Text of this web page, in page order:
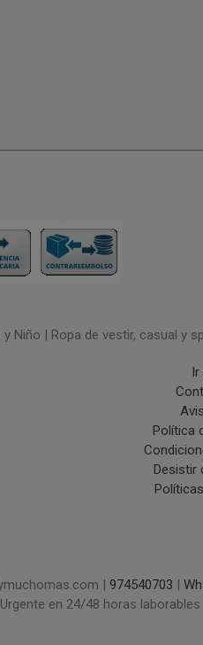
Niño | Ropa de vestir, casual y
Ir
Política
Desistir
| 974540703 |
en 24/48 horas laborables